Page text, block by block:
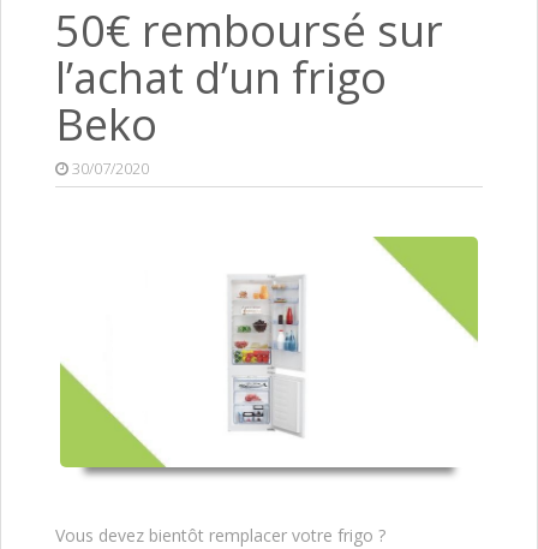
50€ remboursé sur
l’achat d’un frigo
Beko
30/07/2020
Vous devez bientôt remplacer votre frigo ?